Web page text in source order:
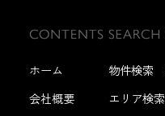
ホーム
会社概要
物件検索
エリア検索